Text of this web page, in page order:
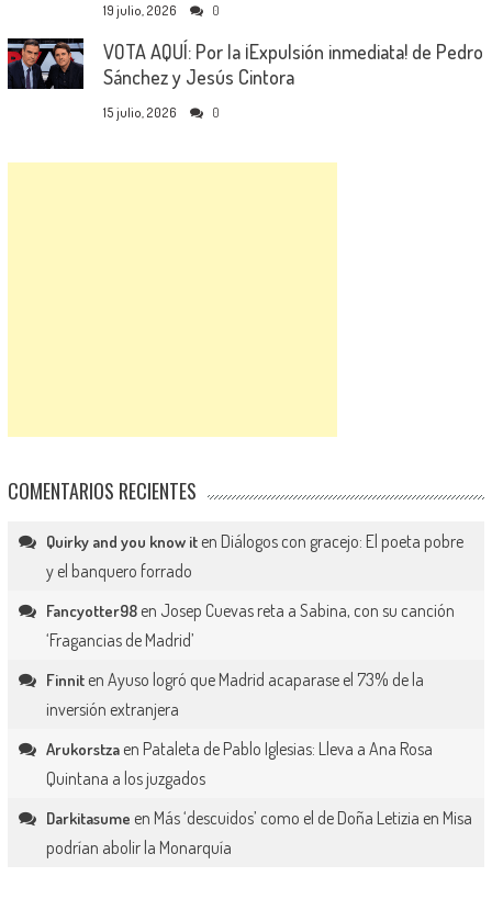
19 julio, 2026 0
VOTA AQUÍ: Por la ¡Expulsión inmediata! de Pedro
Sánchez y Jesús Cintora
15 julio, 2026 0
COMENTARIOS RECIENTES
Quirky and you know iten Diálogos con gracejo: El poeta pobre
y el banquero forrado
Fancyotter98en Josep Cuevas reta a Sabina, con su canción
‘Fragancias de Madrid’
Finniten Ayuso logró que Madrid acaparase el 73% de la
inversión extranjera
Arukorstzaen Pataleta de Pablo Iglesias: Lleva a Ana Rosa
Quintana a los juzgados
Darkitasume en Más ‘descuidos’ como el de Doña Letizia en Misa
podrían abolir la Monarquía